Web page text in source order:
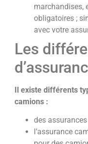
marchandises,
obligatoires ;
avec votre
Les
Il existe différents
camions :
des
l’assurance